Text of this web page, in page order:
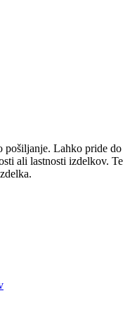
pošiljanje. Lahko pride do
ali lastnosti izdelkov. Te